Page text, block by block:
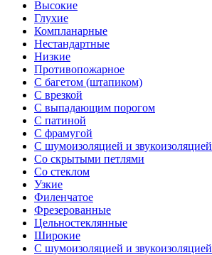
Высокие
Глухие
Компланарные
Нестандартные
Низкие
Противопожарное
С багетом (штапиком)
С врезкой
С выпадающим порогом
С патиной
С фрамугой
С шумоизоляцией и звукоизоляцией
Со скрытыми петлями
Со стеклом
Узкие
Филенчатое
Фрезерованные
Цельностеклянные
Широкие
С шумоизоляцией и звукоизоляцией